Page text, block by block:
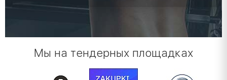
Мы на тендерных площадках